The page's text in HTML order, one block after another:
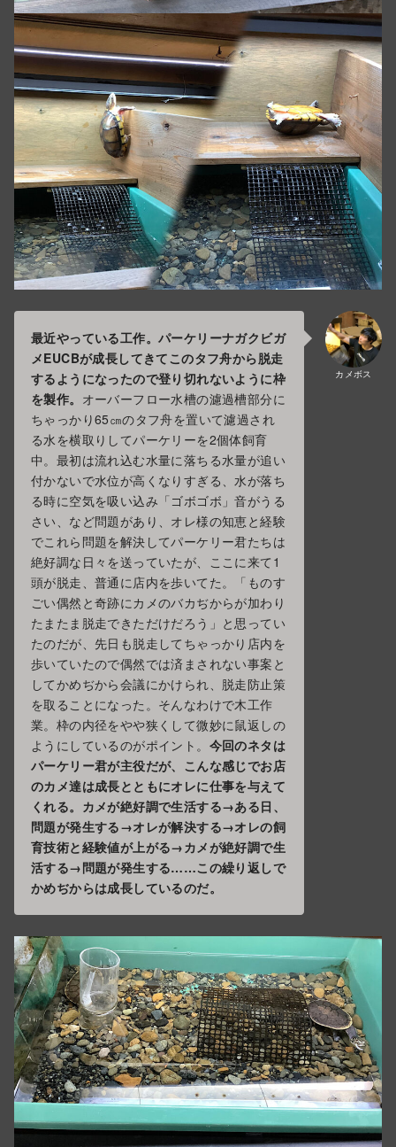
カメボス
最近やっている工作。パーケリーナガクビガ
メEUCBが成長してきてこのタフ舟から脱走
するようになったので登り切れないように枠
を製作。 オーバーフロー水槽の濾過槽部分に
ちゃっかり65㎝のタフ舟を置いて濾過され
る水を横取りしてパーケリーを2個体飼育
中。最初は流れ込む水量に落ちる水量が追い
付かないで水位が高くなりすぎる、水が落ち
る時に空気を吸い込み「ゴボゴボ」音がうる
さい、など問題があり、オレ様の知恵と経験
でこれら問題を解決してパーケリー君たちは
絶好調な日々を送っていたが、ここに来て1
頭が脱走、普通に店内を歩いてた。「ものす
ごい偶然と奇跡にカメのバカぢからが加わり
たまたま脱走できただけだろう」と思ってい
たのだが、先日も脱走してちゃっかり店内を
歩いていたので偶然では済まされない事案と
してかめぢから会議にかけられ、脱走防止策
を取ることになった。そんなわけで木工作
業。枠の内径をやや狭くして微妙に鼠返しの
ようにしているのがポイント。 今回のネタは
パーケリー君が主役だが、こんな感じでお店
のカメ達は成長とともにオレに仕事を与えて
くれる。カメが絶好調で生活する→ある日、
問題が発生する→オレが解決する→オレの飼
育技術と経験値が上がる→カメが絶好調で生
活する→問題が発生する……この繰り返しで
かめぢからは成長しているのだ。